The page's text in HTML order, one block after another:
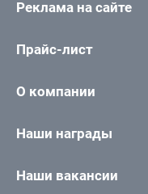
Реклама на сайте
Прайс-лист
О компании
Наши награды
Наши вакансии